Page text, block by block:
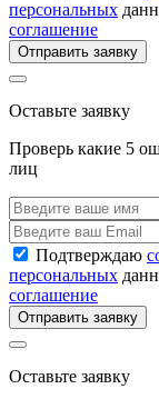
персональных
соглашение
Отправить заявку
Оставьте заявку
Проверь какие 5
лиц
Подтверждаю
персональных
соглашение
Отправить заявку
Оставьте заявку